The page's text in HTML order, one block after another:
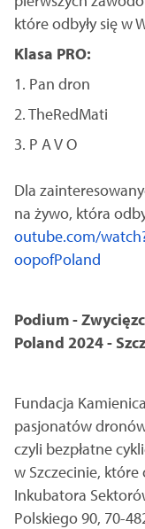
które odbyły się w
Klasa PRO:
1. Pan dron
2. TheRedMati
3. P A V O
Dla
na żywo, która
outube.com/
oopofPoland
Podium -
Poland 2024 -
Fundacja
pasjonatów
czyli bezpłatne
w Szczecinie, które
Inkubatora
Polskiego 90, 70-